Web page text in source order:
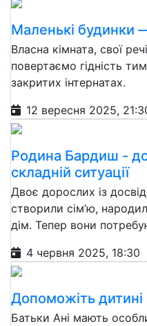
Маленькі будинки
Власна кімната, свої
повертаємо гідність
закритих інтернатах.
12 вересня 2025,
Родина Бардиш -
складній ситуації
Двоє дорослих із
створили сім’ю,
дім. Тепер вони
4 червня 2025, 18:30
Допоможіть
Батьки Ані мають